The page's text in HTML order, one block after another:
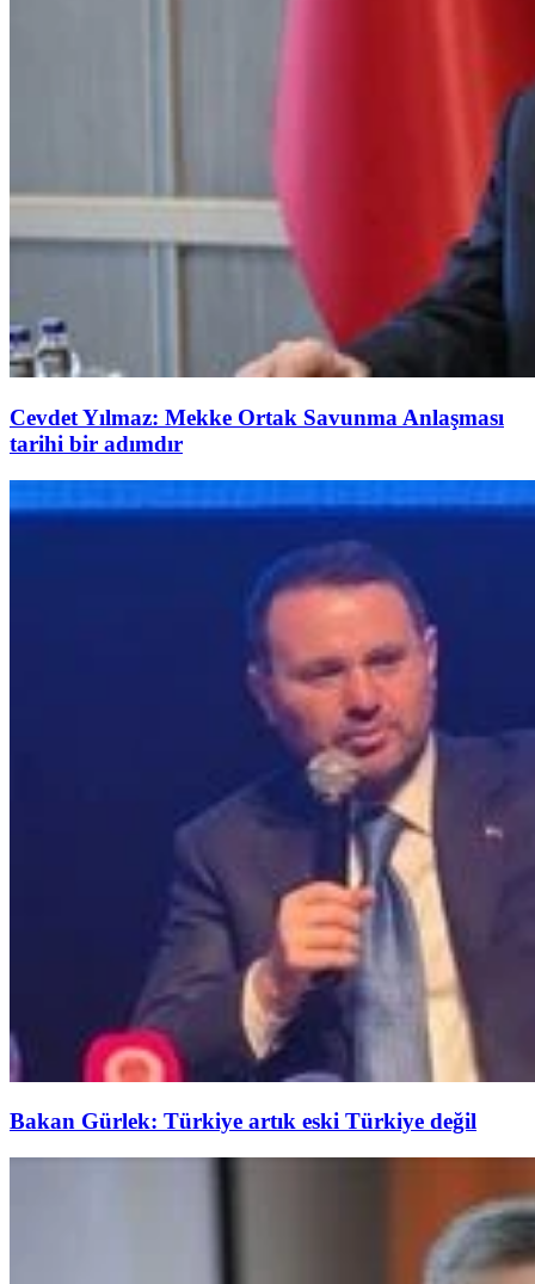
Cevdet Yılmaz: Mekke Ortak Savunma Anlaşması
tarihi bir adımdır
Bakan Gürlek: Türkiye artık eski Türkiye değil